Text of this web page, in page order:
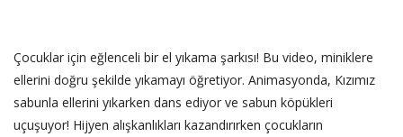
Çocuklar için eğlenceli bir el yıkama şarkısı! Bu video, miniklere
ellerini doğru şekilde yıkamayı öğretiyor. Animasyonda, Kızımız
sabunla ellerini yıkarken dans ediyor ve sabun köpükleri
uçuşuyor! Hijyen alışkanlıkları kazandırırken çocukların